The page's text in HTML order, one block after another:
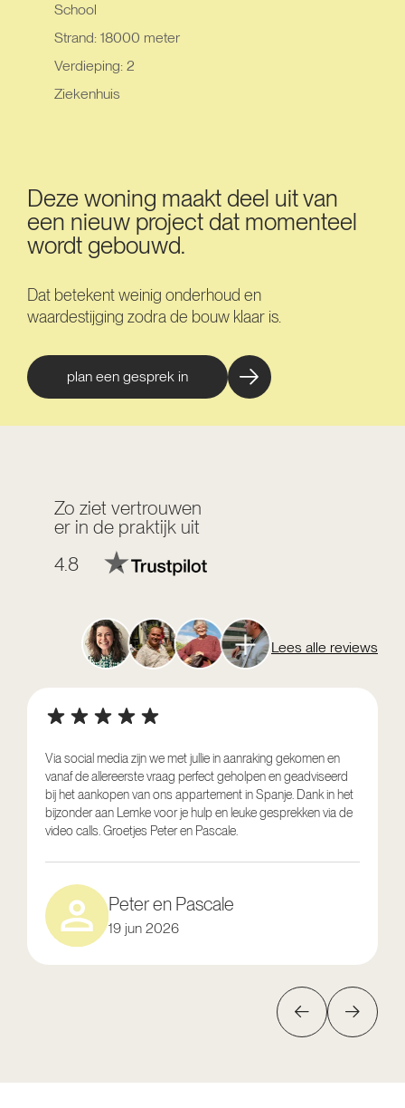
School
Strand: 18000 meter
Verdieping: 2
Ziekenhuis
Deze woning maakt deel uit van
een nieuw project dat momenteel
wordt gebouwd.
Dat betekent weinig onderhoud en
waardestijging zodra de bouw klaar is.
plan een gesprek in
Zo ziet vertrouwen
er in de praktijk uit
4.8
Lees alle reviews
Via social media zijn we met jullie in aanraking gekomen en
vanaf de allereerste vraag perfect geholpen en geadviseerd
bij het aankopen van ons appartement in Spanje. Dank in het
bijzonder aan Lemke voor je hulp en leuke gesprekken via de
video calls. Groetjes Peter en Pascale.
Peter en Pascale
19 jun 2026